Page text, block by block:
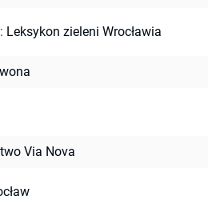
: Leksykon zieleni Wrocławia
Via Nova